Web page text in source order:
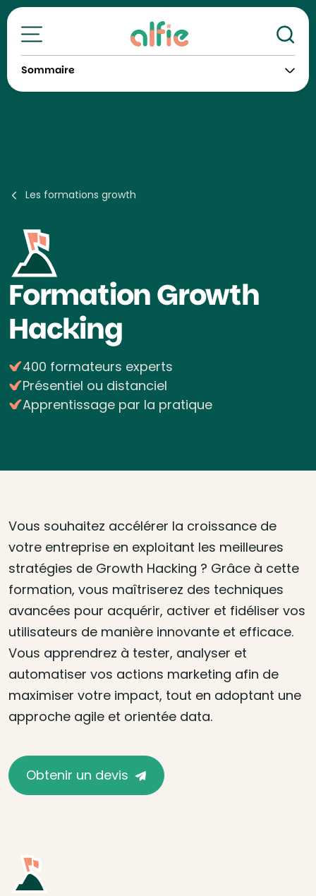
Toutes nos formations
Sommaire
Les formations growth
FormationGrowth
Hacking
400 formateurs experts
Présentiel ou distanciel
Apprentissage par la pratique
Vous souhaitez accélérer la croissance de
votre entreprise en exploitant les meilleures
stratégies de Growth Hacking ? Grâce à cette
formation, vous maîtriserez des techniques
avancées pour acquérir, activer et fidéliser vos
utilisateurs de manière innovante et efficace.
Vous apprendrez à tester, analyser et
automatiser vos actions marketing afin de
maximiser votre impact, tout en adoptant une
approche agile et orientée data.
Obtenir un devis